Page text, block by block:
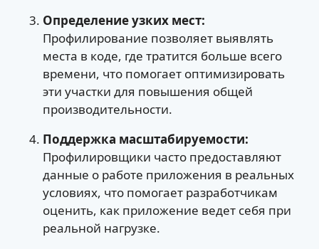
Определение узких мест:
Профилирование позволяет выявлять
места в коде, где тратится больше всего
времени, что помогает оптимизировать
эти участки для повышения общей
производительности.
Поддержка масштабируемости:
Профилировщики часто предоставляют
данные о работе приложения в реальных
условиях, что помогает разработчикам
оценить, как приложение ведет себя при
реальной нагрузке.